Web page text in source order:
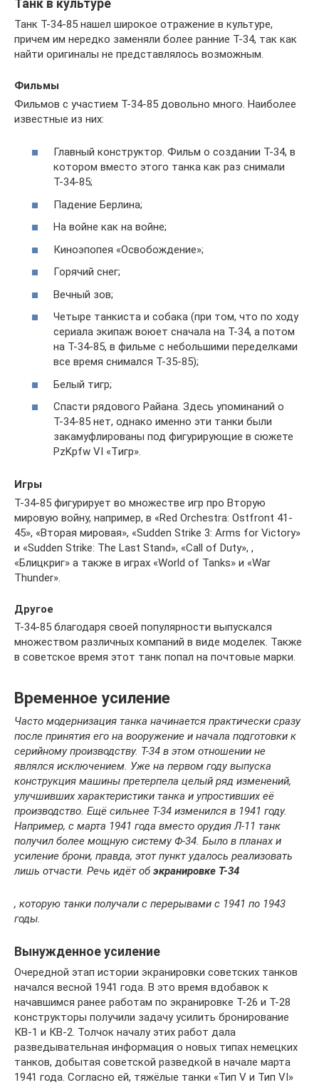
Танк в культуре
Танк Т-34-85 нашел широкое отражение в культуре,
причем им нередко заменяли более ранние Т-34, так как
найти оригиналы не представлялось возможным.
Фильмы
Фильмов с участием Т-34-85 довольно много. Наиболее
известные из них:
Главный конструктор. Фильм о создании Т-34, в
котором вместо этого танка как раз снимали
Т-34-85;
Падение Берлина;
На войне как на войне;
Киноэпопея «Освобождение»;
Горячий снег;
Вечный зов;
Четыре танкиста и собака (при том, что по ходу
сериала экипаж воюет сначала на Т-34, а потом
на Т-34-85, в фильме с небольшими переделками
все время снимался Т-35-85);
Белый тигр;
Спасти рядового Райана. Здесь упоминаний о
Т-34-85 нет, однако именно эти танки были
закамуфлированы под фигурирующие в сюжете
PzKpfw VI «Tигр».
Игры
Т-34-85 фигурирует во множестве игр про Вторую
мировую войну, например, в «Red Orchestra: Ostfront 41-
45», «Вторая мировая», «Sudden Strike 3: Arms for Victory»
и «Sudden Strike: The Last Stand», «Сall of Duty», ,
«Блицкриг» а также в играх «World of Tanks» и «War
Thunder».
Другое
Т-34-85 благодаря своей популярности выпускался
множеством различных компаний в виде моделек. Также
в советское время этот танк попал на почтовые марки.
Временное усиление
Часто модернизация танка начинается практически сразу
после принятия его на вооружение и начала подготовки к
серийному производству. Т-34 в этом отношении не
являлся исключением. Уже на первом году выпуска
конструкция машины претерпела целый ряд изменений,
улучшивших характеристики танка и упростивших её
производство. Ещё сильнее Т-34 изменился в 1941 году.
Например, с марта 1941 года вместо орудия Л-11 танк
получил более мощную систему Ф-34. Было в планах и
усиление брони, правда, этот пункт удалось реализовать
лишь отчасти. Речь идёт об экранировке Т-34
, которую танки получали с перерывами с 1941 по 1943
годы.
Вынужденное усиление
Очередной этап истории экранировки советских танков
начался весной 1941 года. В это время вдобавок к
начавшимся ранее работам по экранировке Т-26 и Т-28
конструкторы получили задачу усилить бронирование
КВ-1 и КВ-2. Толчок началу этих работ дала
разведывательная информация о новых типах немецких
танков, добытая советской разведкой в начале марта
1941 года. Согласно ей, тяжёлые танки «Тип V и Тип VI»